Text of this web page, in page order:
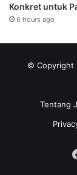
Konkret untuk
6 hours ago
© Copyright
Tentang